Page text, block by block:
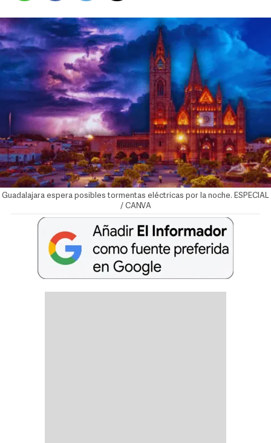
Guadalajara espera posibles tormentas eléctricas por la noche. ESPECIAL
/ CANVA